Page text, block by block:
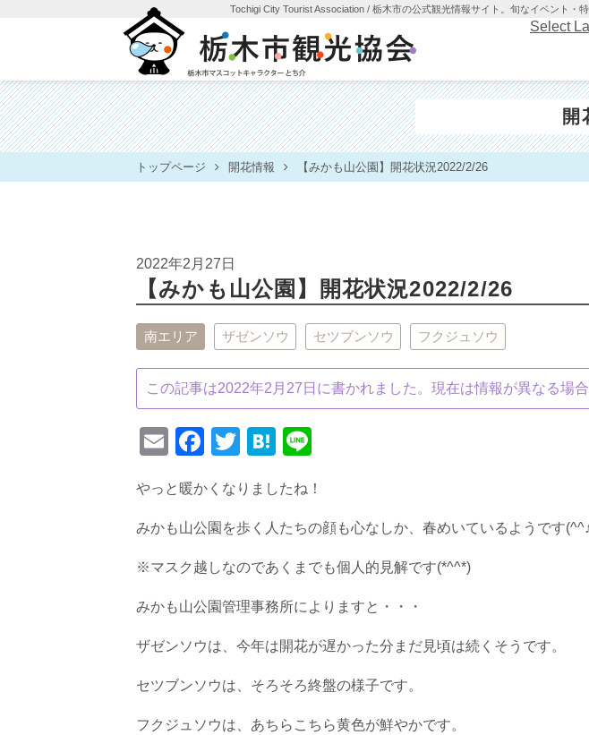
Tochigi City Tourist Association / 栃木市の公式観光情報サイト。旬なイベント・
栃木市観光協会
Select
開
トップページ 開花情報 【みかも山公園】開花状況2022/2/26
2022年2月27日
【みかも山公園】開花状況2022/2/26
南エリア ザゼンソウ セツブンソウ フクジュソウ
この記事は2022年2月27日に書かれました。現在は情報が異なる場合
E
ail
F
c
e
b
o
o
k
T
tt
er
H
e
n
a
e
やっと暖かくなりましたね！
みかも山公園を歩く人たちの顔も心なしか、春めいているようです(^^♪
※マスク越しなのであくまでも個人的見解です(*^^*)
みかも山公園管理事務所によりますと・・・
ザゼンソウは、今年は開花が遅かった分まだ見頃は続くそうです。
セツブンソウは、そろそろ終盤の様子です。
フクジュソウは、あちらこちら黄色が鮮やかです。